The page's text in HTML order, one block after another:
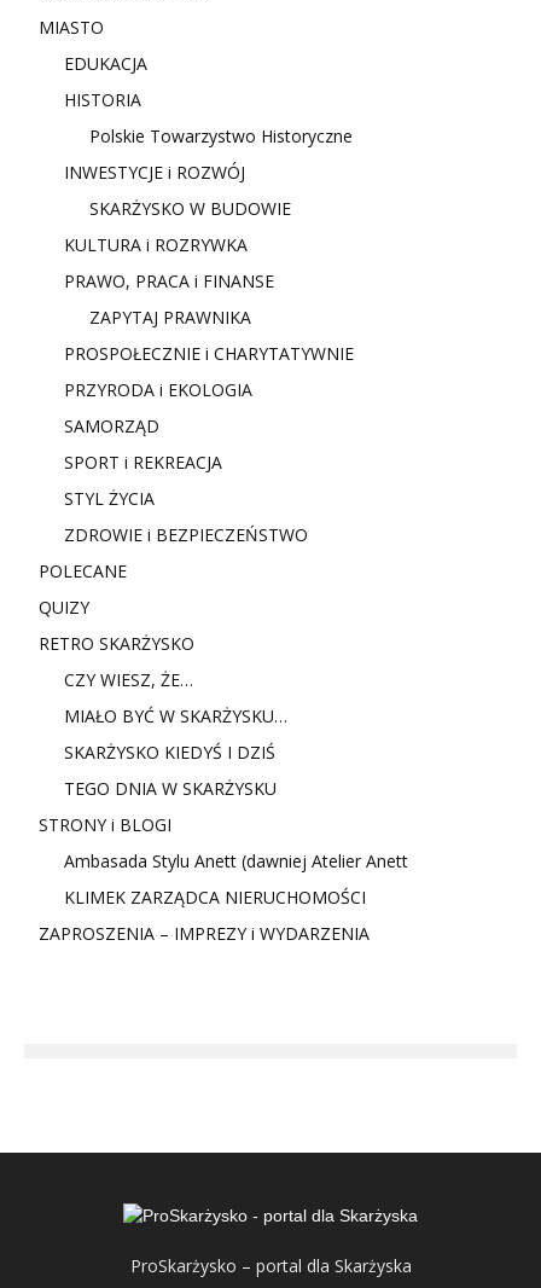
MIASTO
EDUKACJA
HISTORIA
Polskie Towarzystwo Historyczne
INWESTYCJE i ROZWÓJ
SKARŻYSKO W BUDOWIE
KULTURA i ROZRYWKA
PRAWO, PRACA i FINANSE
ZAPYTAJ PRAWNIKA
PROSPOŁECZNIE i CHARYTATYWNIE
PRZYRODA i EKOLOGIA
SAMORZĄD
SPORT i REKREACJA
STYL ŻYCIA
ZDROWIE i BEZPIECZEŃSTWO
POLECANE
QUIZY
RETRO SKARŻYSKO
CZY WIESZ, ŻE…
MIAŁO BYĆ W SKARŻYSKU…
SKARŻYSKO KIEDYŚ I DZIŚ
TEGO DNIA W SKARŻYSKU
STRONY i BLOGI
Ambasada Stylu Anett (dawniej Atelier Anett
KLIMEK ZARZĄDCA NIERUCHOMOŚCI
ZAPROSZENIA – IMPREZY i WYDARZENIA
ProSkarżysko – portal dla Skarżyska